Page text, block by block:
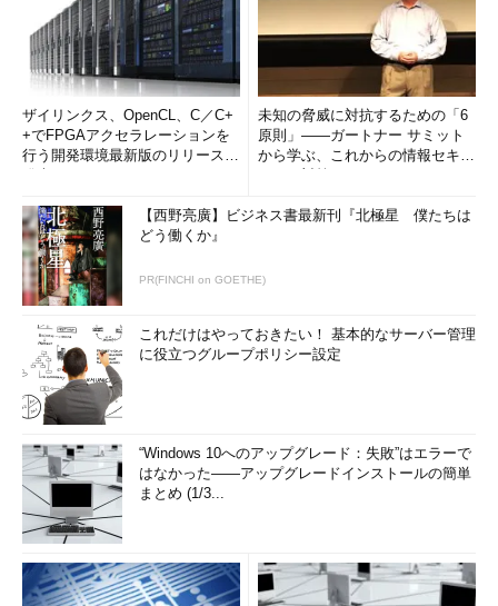
ザイリンクス、OpenCL、C／C+
+でFPGAアクセラレーションを
行う開発環境最新版のリリースを
未知の脅威に対抗するための「6
原則」――ガートナー サミット
から学ぶ、これからの情報セキュ
【西野亮廣】ビジネス書最新刊『北極星 僕たちは
どう働くか』
PR(FINCHI on GOETHE)
これだけはやっておきたい！ 基本的なサーバー管理
に役立つグループポリシー設定
“Windows 10へのアップグレード：失敗”はエラーで
はなかった――アップグレードインストールの簡単
まとめ (1/3...